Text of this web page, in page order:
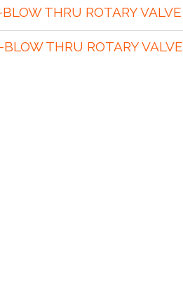
THRU ROTARY VALVE
THRU ROTARY VALVE